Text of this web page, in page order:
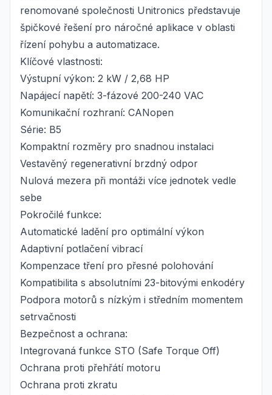
renomované společnosti Unitronics představuje
špičkové řešení pro náročné aplikace v oblasti
řízení pohybu a automatizace.
Klíčové vlastnosti:
Výstupní výkon: 2 kW / 2,68 HP
Napájecí napětí: 3-fázové 200-240 VAC
Komunikační rozhraní: CANopen
Série: B5
Kompaktní rozměry pro snadnou instalaci
Vestavěný regenerativní brzdný odpor
Nulová mezera při montáži více jednotek vedle
sebe
Pokročilé funkce:
Automatické ladění pro optimální výkon
Adaptivní potlačení vibrací
Kompenzace tření pro přesné polohování
Kompatibilita s absolutními 23-bitovými enkodéry
Podpora motorů s nízkým i středním momentem
setrvačnosti
Bezpečnost a ochrana:
Integrovaná funkce STO (Safe Torque Off)
Ochrana proti přehřátí motoru
Ochrana proti zkratu